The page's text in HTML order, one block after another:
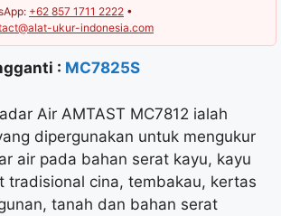
+62 857 1711 2222 •
ukur-indonesia.com
: MC7825S
Air AMTAST MC7812 ialah
dipergunakan untuk mengukur
air pada bahan serat kayu, kayu
tradisional cina, tembakau, kertas
tanah dan bahan serat